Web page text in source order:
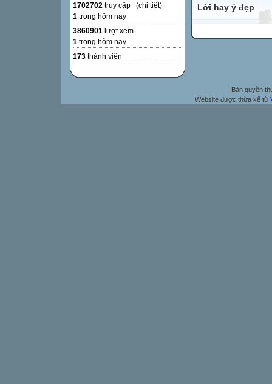
1702702 truy cập (chi tiết)
1 trong hôm nay
3860901 lượt xem
1 trong hôm nay
173 thành viên
Lời hay ý đẹp
Bản quyền
Website được thừa kế từ